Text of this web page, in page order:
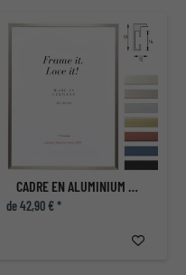
CADRE EN ALUMINIUM ECON PLAT SUR MESURE
de 42,90 € *